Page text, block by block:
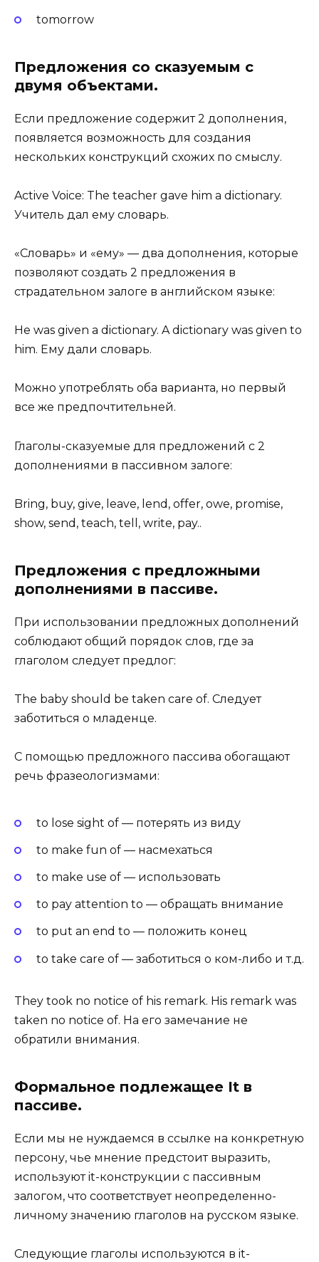
tomorrow
Предложения со сказуемым с
двумя объектами.
Если предложение содержит 2 дополнения,
появляется возможность для создания
нескольких конструкций схожих по смыслу.
Active Voice: The teacher gave him a dictionary.
Учитель дал ему словарь.
«Словарь» и «ему» — два дополнения, которые
позволяют создать 2 предложения в
страдательном залоге в английском языке:
He was given a dictionary. A dictionary was given to
him. Ему дали словарь.
Можно употреблять оба варианта, но первый
все же предпочтительней.
Глаголы-сказуемые для предложений с 2
дополнениями в пассивном залоге:
Bring, buy, give, leave, lend, offer, owe, promise,
show, send, teach, tell, write, pay..
Предложения с предложными
дополнениями в пассиве.
При использовании предложных дополнений
соблюдают общий порядок слов, где за
глаголом следует предлог:
The baby should be taken care of. Следует
заботиться о младенце.
С помощью предложного пассива обогащают
речь фразеологизмами:
to lose sight of — потерять из виду
to make fun of — насмехаться
to make use of — использовать
to pay attention to — обращать внимание
to put an end to — положить конец
to take care of — заботиться о ком-либо и т.д.
They took no notice of his remark. His remark was
taken no notice of. На его замечание не
обратили внимания.
Формальное подлежащее It в
пассиве.
Если мы не нуждаемся в ссылке на конкретную
персону, чье мнение предстоит выразить,
используют it-конструкции с пассивным
залогом, что соответствует неопределенно-
личному значению глаголов на русском языке.
Следующие глаголы используются в it-